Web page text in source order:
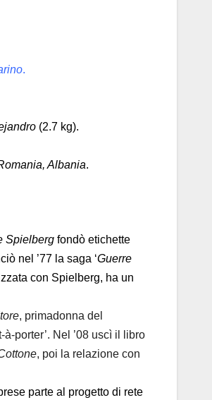
.
(2.7 kg).
Albania.
Spielberg fondò etichette
nel ’77 la saga ‘Guerre
con Spielberg, ha un
, primadonna del
à-porter’. Nel ’08 uscì il libro
, poi la relazione con
parte al progetto di rete